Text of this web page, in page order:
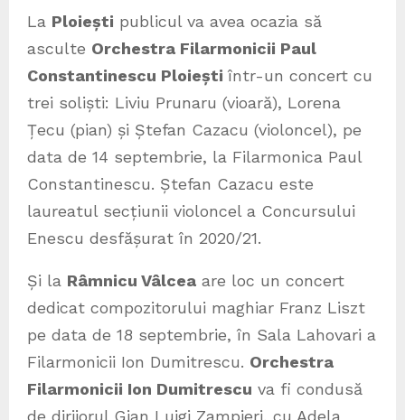
La Ploiești publicul va avea ocazia să
asculte Orchestra Filarmonicii Paul
Constantinescu Ploiești într-un concert cu
trei soliști: Liviu Prunaru (vioară), Lorena
Țecu (pian) și Ștefan Cazacu (violoncel), pe
data de 14 septembrie, la Filarmonica Paul
Constantinescu. Ștefan Cazacu este
laureatul secțiunii violoncel a Concursului
Enescu desfășurat în 2020/21.
Și la Râmnicu Vâlcea are loc un concert
dedicat compozitorului maghiar Franz Liszt
pe data de 18 septembrie, în Sala Lahovari a
Filarmonicii Ion Dumitrescu. Orchestra
Filarmonicii Ion Dumitrescu va fi condusă